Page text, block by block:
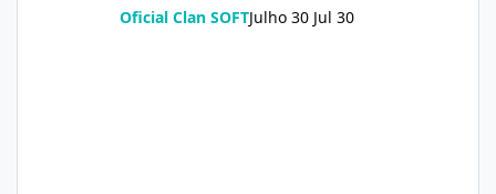
Oficial Clan SOFTJulho 30 Jul 30